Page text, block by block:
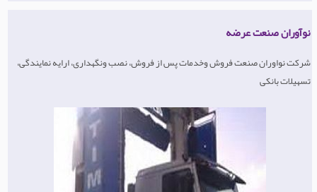
نوآوران صنعت عرضه
شرکت نواوران صنعت فروش وخدمات پس از فروش، نصب ونگهداری، ارایه نمایندگی،
تسهیلات بانکی